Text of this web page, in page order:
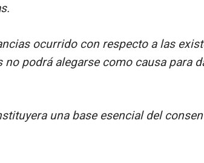
ocurrido con respecto a las
podrá alegarse como causa para
una base esencial del